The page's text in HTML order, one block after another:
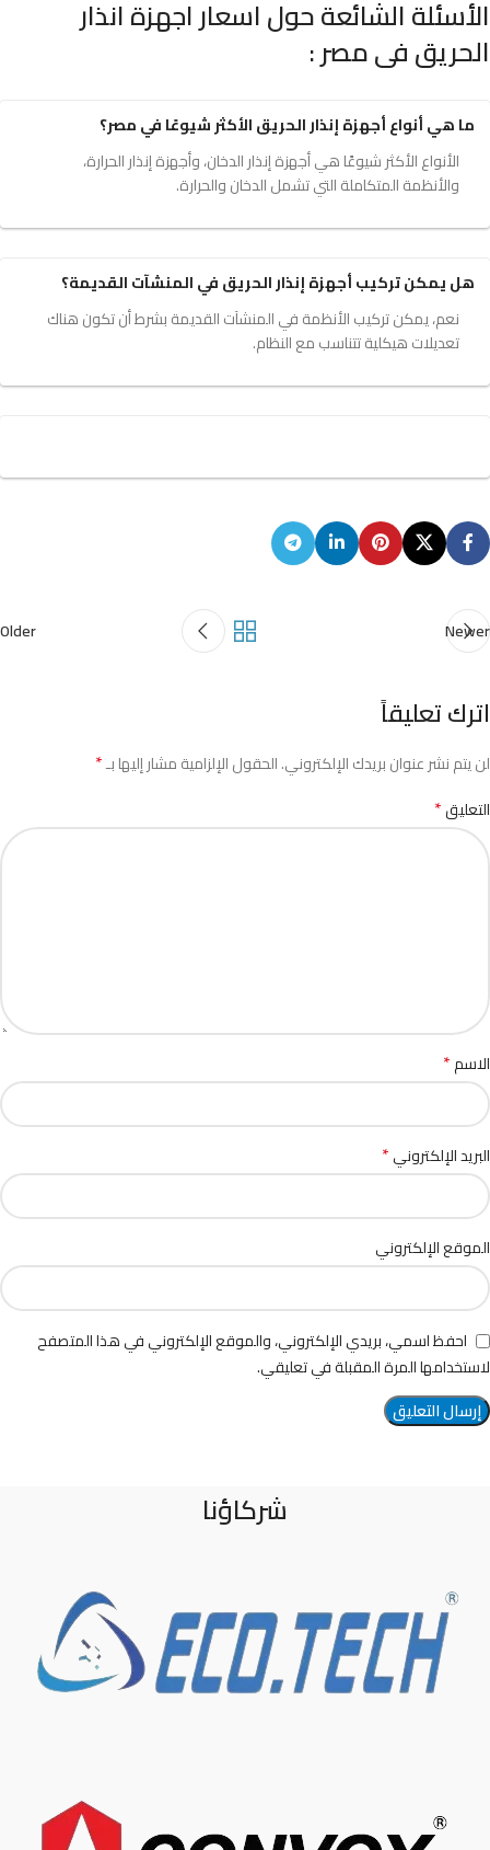
الأسئلة الشائعة حول اسعار اجهزة انذار
الحريق فى مصر​ :
ما هي أنواع أجهزة إنذار الحريق الأكثر شيوعًا في مصر؟
الأنواع الأكثر شيوعًا هي أجهزة إنذار الدخان، وأجهزة إنذار الحرارة،
والأنظمة المتكاملة التي تشمل الدخان والحرارة.
هل يمكن تركيب أجهزة إنذار الحريق في المنشآت القديمة؟
نعم، يمكن تركيب الأنظمة في المنشآت القديمة بشرط أن تكون هناك
تعديلات هيكلية تتناسب مع النظام.
Newer
Older
اترك تعليقاً
لن يتم نشر عنوان بريدك الإلكتروني.الحقول الإلزامية مشار إليها بـ*
التعليق*
الاسم*
البريد الإلكتروني*
الموقع الإلكتروني
احفظ اسمي، بريدي الإلكتروني، والموقع الإلكتروني في هذا المتصفح
لاستخدامها المرة المقبلة في تعليقي.
شركاؤنا